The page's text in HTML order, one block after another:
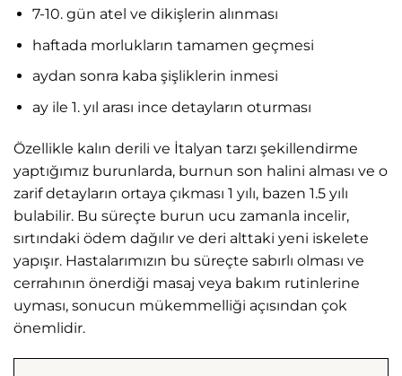
7-10. gün atel ve dikişlerin alınması
haftada morlukların tamamen geçmesi
aydan sonra kaba şişliklerin inmesi
ay ile 1. yıl arası ince detayların oturması
Özellikle kalın derili ve İtalyan tarzı şekillendirme
yaptığımız burunlarda, burnun son halini alması ve o
zarif detayların ortaya çıkması 1 yılı, bazen 1.5 yılı
bulabilir. Bu süreçte burun ucu zamanla incelir,
sırtındaki ödem dağılır ve deri alttaki yeni iskelete
yapışır. Hastalarımızın bu süreçte sabırlı olması ve
cerrahının önerdiği masaj veya bakım rutinlerine
uyması, sonucun mükemmelliği açısından çok
önemlidir.